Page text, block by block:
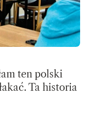
ten polski
Ta historia